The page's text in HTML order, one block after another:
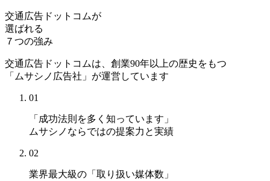
交通広告ドットコムが
選ばれる
７つの強み
交通広告ドットコムは、創業90年以上の歴史をもつ
「ムサシノ広告社」が運営しています
01
「成功法則を多く知っています」
ムサシノならではの提案力と実績
02
業界最大級の「取り扱い媒体数」